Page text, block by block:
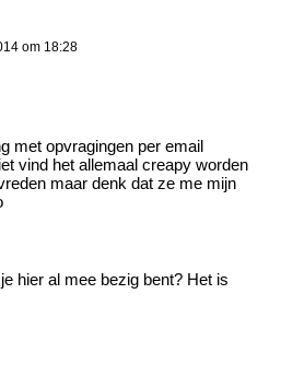
om 18:28
met opvragingen per email
vind het allemaal creapy worden
maar denk dat ze me mijn
hier al mee bezig bent? Het is